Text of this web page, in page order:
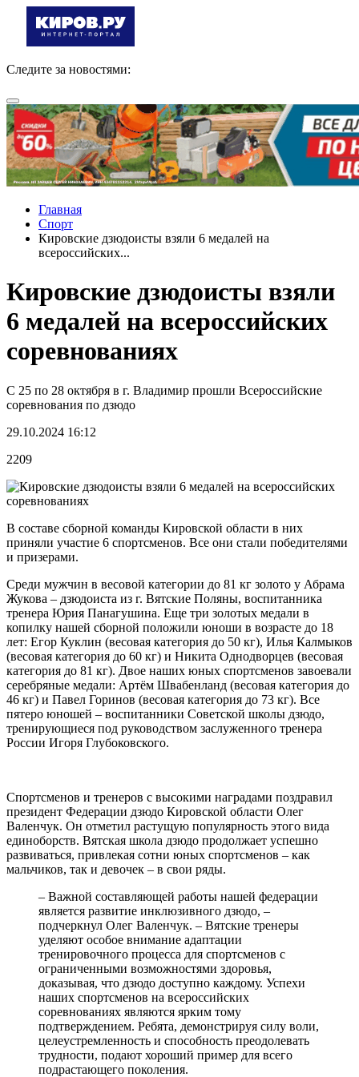
Следите за новостями:
Главная
Спорт
Кировские дзюдоисты взяли 6 медалей на
всероссийских...
Кировские дзюдоисты взяли
6 медалей на всероссийских
соревнованиях
С 25 по 28 октября в г. Владимир прошли Всероссийские
соревнования по дзюдо
29.10.2024 16:12
2209
В составе сборной команды Кировской области в них
приняли участие 6 спортсменов. Все они стали победителями
и призерами.
Среди мужчин в весовой категории до 81 кг золото у Абрама
Жукова – дзюдоиста из г. Вятские Поляны, воспитанника
тренера Юрия Панагушина. Еще три золотых медали в
копилку нашей сборной положили юноши в возрасте до 18
лет: Егор Куклин (весовая категория до 50 кг), Илья Калмыков
(весовая категория до 60 кг) и Никита Однодворцев (весовая
категория до 81 кг). Двое наших юных спортсменов завоевали
серебряные медали: Артём Швабенланд (весовая категория до
46 кг) и Павел Горинов (весовая категория до 73 кг). Все
пятеро юношей – воспитанники Советской школы дзюдо,
тренирующиеся под руководством заслуженного тренера
России Игоря Глубоковского.
Спортсменов и тренеров с высокими наградами поздравил
президент Федерации дзюдо Кировской области Олег
Валенчук. Он отметил растущую популярность этого вида
единоборств. Вятская школа дзюдо продолжает успешно
развиваться, привлекая сотни юных спортсменов – как
мальчиков, так и девочек – в свои ряды.
– Важной составляющей работы нашей федерации
является развитие инклюзивного дзюдо, –
подчеркнул Олег Валенчук. – Вятские тренеры
уделяют особое внимание адаптации
тренировочного процесса для спортсменов с
ограниченными возможностями здоровья,
доказывая, что дзюдо доступно каждому. Успехи
наших спортсменов на всероссийских
соревнованиях являются ярким тому
подтверждением. Ребята, демонстрируя силу воли,
целеустремленность и способность преодолевать
трудности, подают хороший пример для всего
подрастающего поколения.